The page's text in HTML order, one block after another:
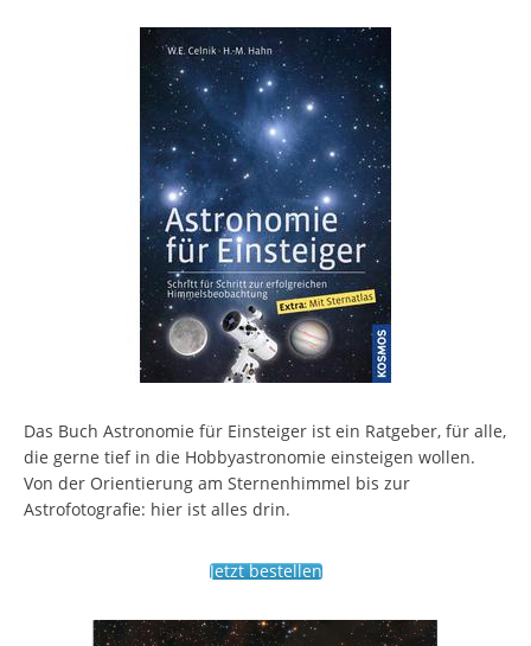
Das Buch Astronomie für Einsteiger ist ein Ratgeber, für alle,
die gerne tief in die Hobbyastronomie einsteigen wollen.
Von der Orientierung am Sternenhimmel bis zur
Astrofotografie: hier ist alles drin.
Jetzt bestellen